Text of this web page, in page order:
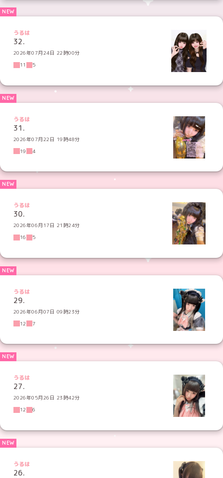
うるは
32.
2026年07月24日 22時00分
11
5
うるは
31.
2026年07月22日 19時48分
19
4
うるは
30.
2026年06月17日 21時24分
16
5
うるは
29.
2026年06月07日 09時23分
12
7
うるは
27.
2026年05月26日 23時42分
12
6
うるは
26.